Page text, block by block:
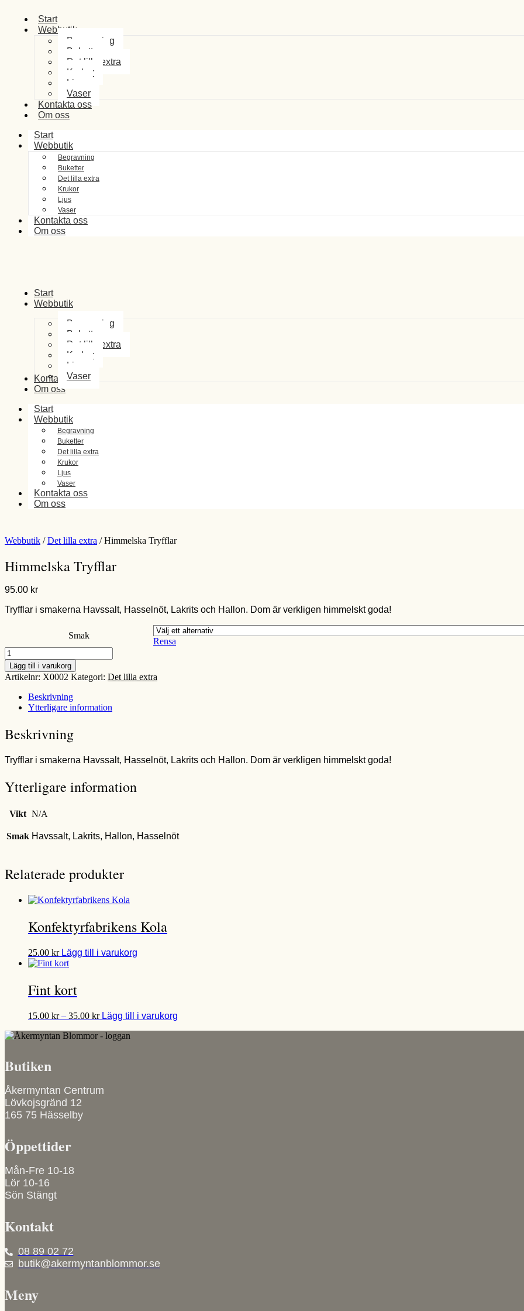
Start
Webbutik
Begravning
Buketter
Det lilla extra
Krukor
Ljus
Vaser
Kontakta oss
Om oss
Start
Webbutik
Begravning
Buketter
Det lilla extra
Krukor
Ljus
Vaser
Kontakta oss
Om oss
Start
Webbutik
Begravning
Buketter
Det lilla extra
Krukor
Ljus
Vaser
Kontakta oss
Om oss
Start
Webbutik
Begravning
Buketter
Det lilla extra
Krukor
Ljus
Vaser
Kontakta oss
Om oss
Webbutik /Det lilla extra / Himmelska Tryfflar
Himmelska Tryfflar
95.00 kr
Tryfflar i smakerna Havssalt, Hasselnöt, Lakrits och Hallon. Dom är verkligen himmelskt goda!
Smak
Rensa
Himmelska
Tryfflar
mängd
Lägg till i varukorg
Artikelnr: X0002 Kategori: Det lilla extra
Beskrivning
Ytterligare information
Beskrivning
Tryfflar i smakerna Havssalt, Hasselnöt, Lakrits och Hallon. Dom är verkligen himmelskt goda!
Ytterligare information
Vikt N/A
Smak Havssalt, Lakrits, Hallon, Hasselnöt
Relaterade produkter
Konfektyrfabrikens Kola
25.00 kr Lägg till i varukorg
De
Fint kort
15.00 kr – 35.00 krPrisintervall:
till
Lägg till i varukorg
Butiken
Åkermyntan Centrum
Lövkojsgränd 12
165 75 Hässelby
Öppettider
Mån-Fre 10-18
Lör 10-16
Sön Stängt
Kontakt
08 89 02 72
butik@akermyntanblommor.se
Meny